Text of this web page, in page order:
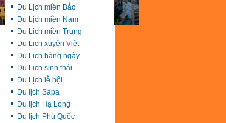
Du Lịch miền Bắc
Du Lịch miền Nam
Du Lịch miền Trung
Du Lịch xuyên Việt
Du Lịch hàng ngày
Du Lịch sinh thái
Du Lịch lễ hội
Du lịch Sapa
Du lịch Hạ Long
Du lịch Phú Quốc